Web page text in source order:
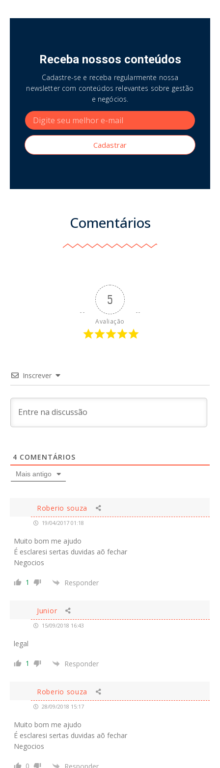
Receba nossos conteúdos
Cadastre-se e receba regularmente nossa
newsletter com conteúdos relevantes sobre gestão
e negócios.
Cadastrar
Comentários
5
Avaliação
Inscrever
4 COMENTÁRIOS
Mais antigo
Roberio souza
19/04/2017 01:18
Muito bom me ajudo
É esclaresi sertas duvidas aõ fechar
Negocios
1 Responder
Junior
15/09/2018 16:43
legal
1 Responder
Roberio souza
28/09/2018 15:17
Muito bom me ajudo
É esclaresi sertas duvidas aõ fechar
Negocios
0